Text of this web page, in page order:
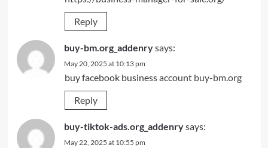
Reply
buy-bm.org_addenrysays:
May 20, 2025 at 10:13 pm
buy facebook business account buy-bm.org
Reply
buy-tiktok-ads.org_addenrysays:
May 22, 2025 at 10:55 pm